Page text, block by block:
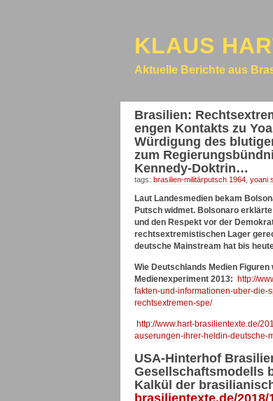
KLAUS
Aktuelle Berichte aus
Brasilien:
engen Kontakts zu
Würdigung des
zum
Kennedy-Doktrin…
tags: brasilien-militärputsch 1964 yoani
Laut Landesmedien bekam
Putsch widmet. Bolsonaro
und den Respekt vor der
rechtsextremistischen Lager
deutsche Mainstream hat bis
Wie Deutschlands Medien
Medienexperiment 2013: http://
fakten-und-informationen-uber-die-
rechtsextremen-spe/
http://www.hart-brasilientexte.de/
auserungen-ihrer-heldin-deutsche-
USA-Hinterhof
Gesellschaftsmodells
Kalkül der
brasilientexte.de/